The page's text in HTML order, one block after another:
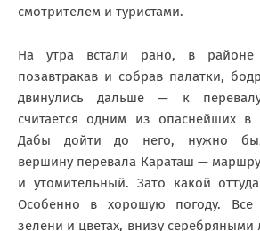
смотрителем и туристами.
На утра встали рано, в районе
позавтракав и собрав палатки,
двинулись дальше — к
считается одним из опаснейших в
Дабы дойти до него, нужно
вершину перевала Караташ —
и утомительный. Зато какой
Особенно в хорошую погоду. Все
зелени и цветах, внизу серебряными